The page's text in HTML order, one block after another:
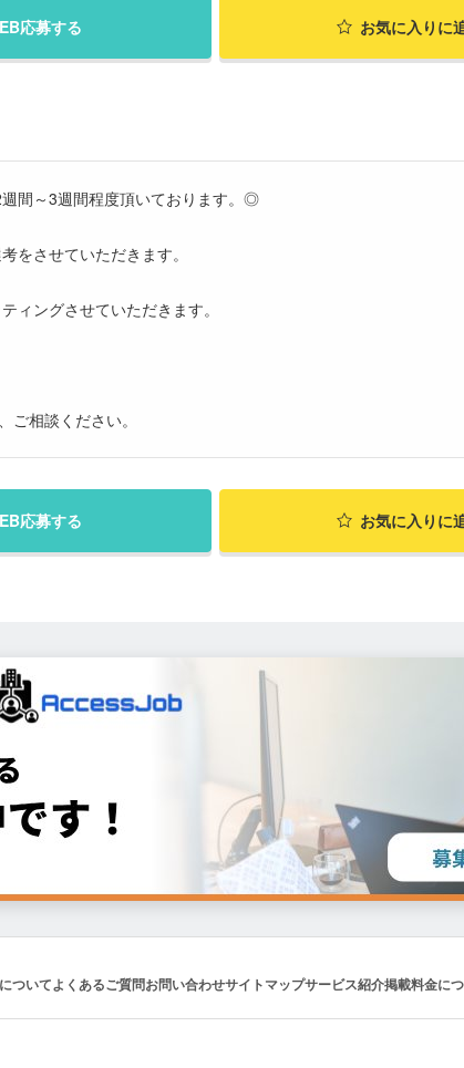
応募する お気に入り に
間～3週間程度頂いております。◎
をさせていただきます。
ィングさせていただきます。
ご相談ください。
応募する お気に入り に
ついてよくあるご質問お問い合わせサイトマップサービス紹介掲載料金に